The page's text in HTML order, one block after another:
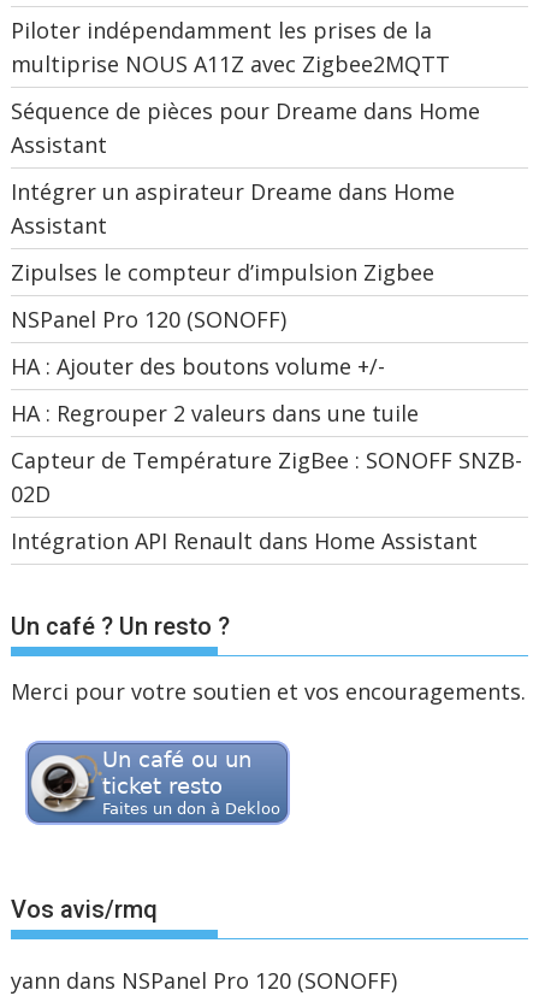
Piloter indépendamment les prises de la
multiprise NOUS A11Z avec Zigbee2MQTT
Séquence de pièces pour Dreame dans Home
Assistant
Intégrer un aspirateur Dreame dans Home
Assistant
Zipulses le compteur d’impulsion Zigbee
NSPanel Pro 120 (SONOFF)
HA : Ajouter des boutons volume +/-
HA : Regrouper 2 valeurs dans une tuile
Capteur de Température ZigBee : SONOFF SNZB-
02D
Intégration API Renault dans Home Assistant
Un café ? Un resto ?
Merci pour votre soutien et vos encouragements.
Vos avis/rmq
yann dans NSPanel Pro 120 (SONOFF)